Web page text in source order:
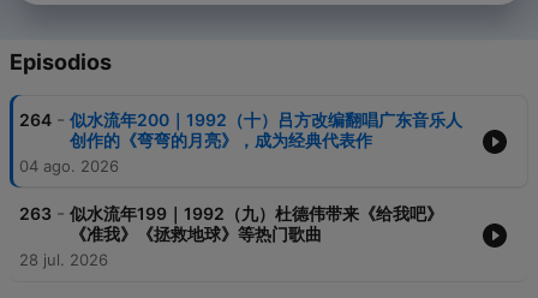
Episodios
264 - 似水流年200｜1992（十）吕方改编翻唱广东音乐人
创作的《弯弯的月亮》，成为经典代表作
04 ago. 2026
263 - 似水流年199｜1992（九）杜德伟带来《给我吧》
《准我》《拯救地球》等热门歌曲
28 jul. 2026